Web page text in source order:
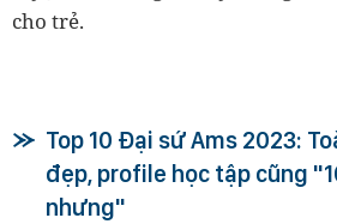
cho trẻ.
Top 10 Đại sứ Ams 2023:
đẹp, profile học tập cũng
nhưng"